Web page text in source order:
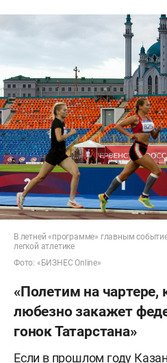
В летней «программе» главным
легкой атлетике
Фото: «БИЗНЕС Online»
«Полетим на
любезно закажет
гонок Татарстана»
Если в прошлом году